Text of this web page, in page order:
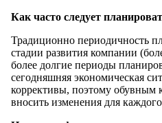
Как часто следует
Традиционно периодичность
стадии развития компании
более долгие периоды
сегодняшняя экономическая
коррективы, поэтому обувным
вносить изменения для каждого